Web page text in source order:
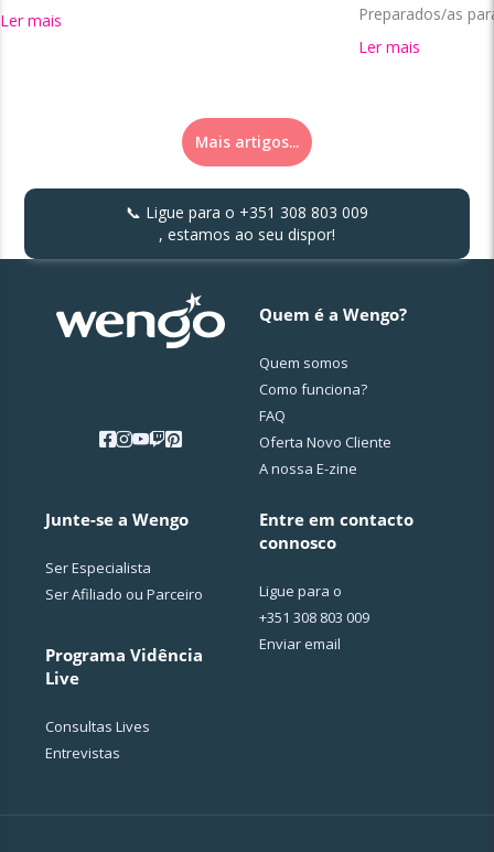
Ler mais
Preparados/as
Ler mais
Mais artigos...
📞 Ligue para o +351 308 803 009
, estamos ao seu dispor!
Quem é a Wengo?
Quem somos
Como funciona?
FAQ
Oferta Novo Cliente
A nossa E-zine
Junte-se a Wengo
Ser Especialista
Ser Afiliado ou Parceiro
Programa Vidência
Live
Consultas Lives
Entrevistas
Entre em contacto
connosco
Ligue para o
+351 308 803 009
Enviar email